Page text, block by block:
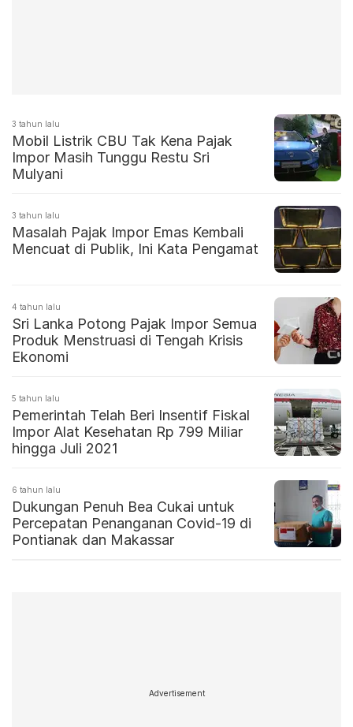
3 tahun lalu
Mobil Listrik CBU Tak Kena Pajak
Impor Masih Tunggu Restu Sri
Mulyani
3 tahun lalu
Masalah Pajak Impor Emas Kembali
Mencuat di Publik, Ini Kata Pengamat
4 tahun lalu
Sri Lanka Potong Pajak Impor Semua
Produk Menstruasi di Tengah Krisis
Ekonomi
5 tahun lalu
Pemerintah Telah Beri Insentif Fiskal
Impor Alat Kesehatan Rp 799 Miliar
hingga Juli 2021
6 tahun lalu
Dukungan Penuh Bea Cukai untuk
Percepatan Penanganan Covid-19 di
Pontianak dan Makassar
Advertisement